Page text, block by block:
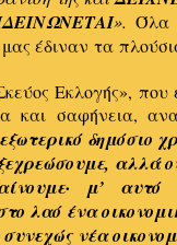
». Όλα
μας έδιναν τα
Εκλογής», που
και σαφήνεια,
δημόσιο
αλλά
μ’ αυτό
λαό ένα
νέα